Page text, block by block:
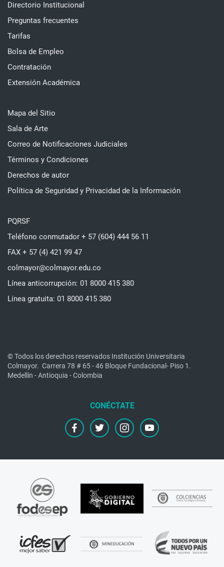
Directorio Institucional
Preguntas frecuentes
Tarifas
Bolsa de Empleo
Contratación
Extensión Académica
Mapa del Sitio
Sala de Arte
Correo de Notificaciones Judiciales
Términos y Condiciones
Derechos de autor
Política de Seguridad y Privacidad de la Información
PQRSF
Teléfono conmutador + 57 (604) 444 56 11
FAX + 57 (4) 421 99 47
colmayor@colmayor.edu.co
Línea anticorrupción: 01 8000 415 380
Línea gratuita: 01 8000 415 380
© Todos los derechos reservados Institución Universitaria
Colmayor. Carrera 78 # 65 - 46 Bloque Fundacional- Piso 1.
Medellín - Antioquia - Colombia